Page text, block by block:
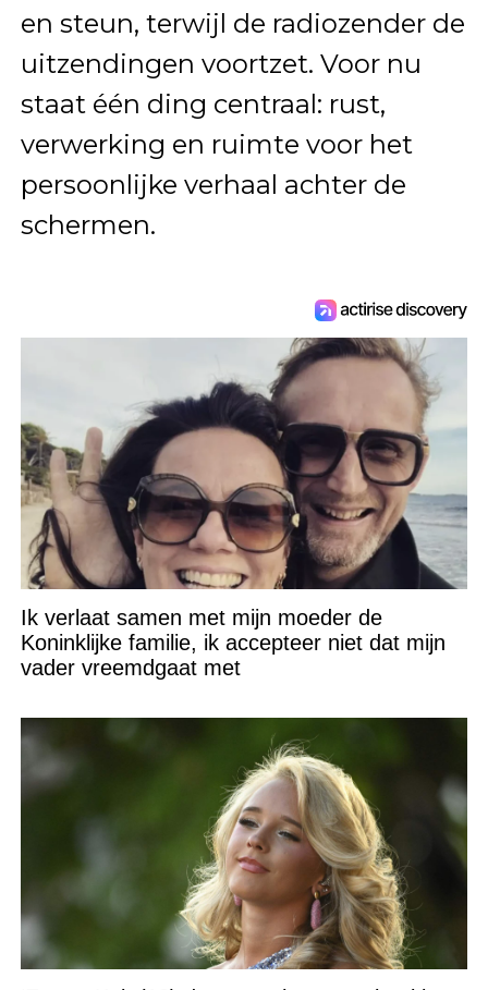
en steun, terwijl de radiozender de
uitzendingen voortzet. Voor nu
staat één ding centraal: rust,
verwerking en ruimte voor het
persoonlijke verhaal achter de
schermen.
Ik verlaat samen met mijn moeder de
Koninklijke familie, ik accepteer niet dat mijn
vader vreemdgaat met